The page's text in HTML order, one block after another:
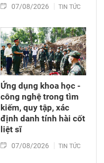
07/08/2026 TIN TỨC
Ứng dụng khoa học -
công nghệ trong tìm
kiếm, quy tập, xác
định danh tính hài cốt
liệt sĩ
07/08/2026 TIN TỨC